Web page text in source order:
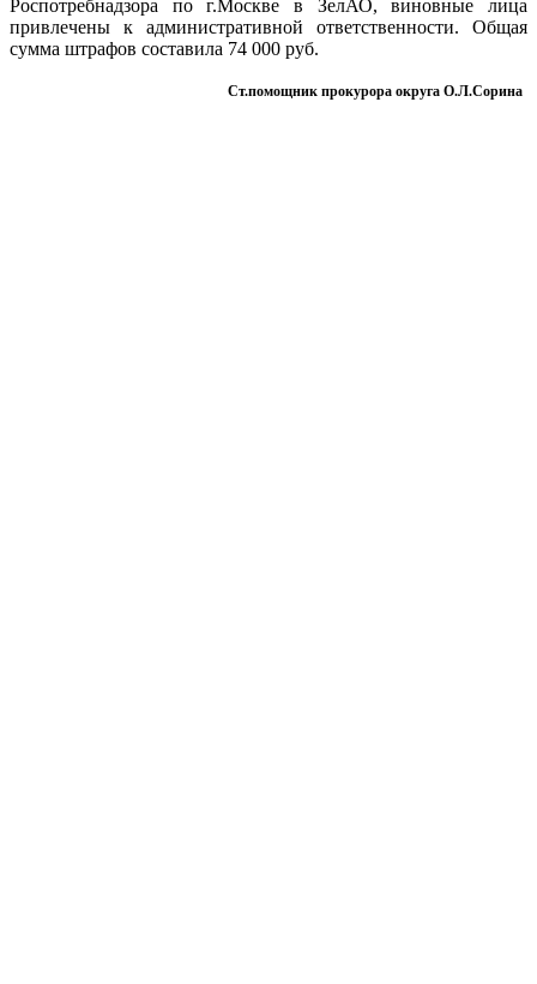
Роспотребнадзора по г.Москве в ЗелАО, виновные лица
привлечены к административной ответственности. Общая
сумма штрафов составила 74 000 руб.
Ст.помощник прокурора округа О.Л.Сорина